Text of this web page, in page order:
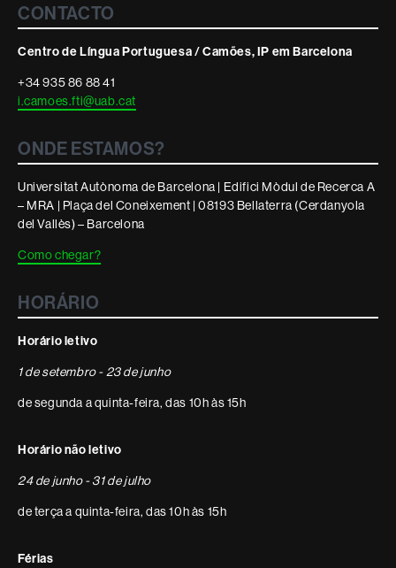
Contacte
informació
legal
CONTACTO
Centro de Língua Portuguesa / Camões, IP em Barcelona
+34 935 86 88 41
i.camoes.fti@uab.cat
ONDE ESTAMOS?
Universitat Autònoma de Barcelona | Edifici Mòdul de Recerca A
– MRA | Plaça del Coneixement | 08193 Bellaterra (Cerdanyola
del Vallès) – Barcelona
Como chegar?
HORÁRIO
Horário letivo
1 de setembro - 23 de junho
de segunda a quinta-feira, das 10h às 15h
Horário não letivo
24 de junho - 31 de julho
de terça a quinta-feira, das 10h às 15h
Férias